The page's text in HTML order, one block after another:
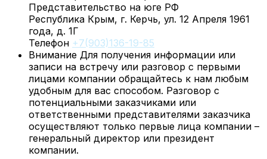
Представительство на юге РФ
Республика Крым, г. Керчь, ул. 12 Апреля 1961
года, д. 1Г
Телефон +7(903)136-19-85
Внимание Для получения информации или
записи на встречу или разговор с первыми
лицами компании обращайтесь к нам любым
удобным для вас способом. Разговор с
потенциальными заказчиками или
ответственными представителями заказчика
осуществляют только первые лица компании –
генеральный директор или президент
компании.